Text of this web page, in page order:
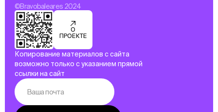
©Bravobaleares 2024
О
ПРОЕКТЕ
Копирование материалов с сайта
возможно только с указанием прямой
ссылки на сайт